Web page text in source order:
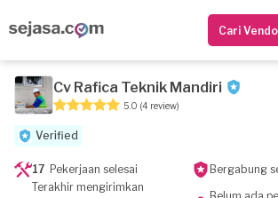
Cari
Cv Rafica Teknik Mandiri
5.0 (4 review)
Verified
17 Pekerjaan selesai Bergabung
Terakhir mengirimkan